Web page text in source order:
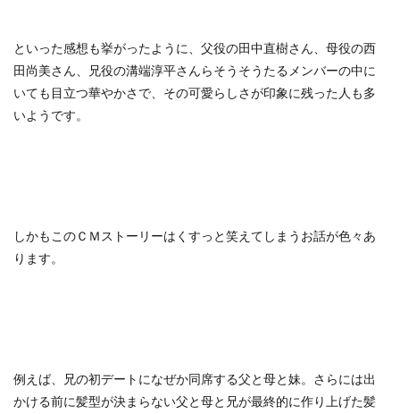
といった感想も挙がったように、父役の田中直樹さん、母役の西
田尚美さん、兄役の溝端淳平さんらそうそうたるメンバーの中に
いても目立つ華やかさで、その可愛らしさが印象に残った人も多
いようです。
しかもこのＣＭストーリーはくすっと笑えてしまうお話が色々あ
ります。
例えば、兄の初デートになぜか同席する父と母と妹。さらには出
かける前に髪型が決まらない父と母と兄が最終的に作り上げた髪